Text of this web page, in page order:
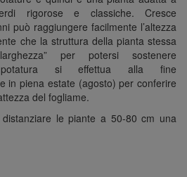
rigorose e classiche. Cresce
può raggiungere facilmente l’altezza
che la struttura della pianta stessa
per potersi sostenere
potatura si effettua alla fine
in piena estate (agosto) per conferire
del fogliame.
distanziare le piante a 50-80 cm una